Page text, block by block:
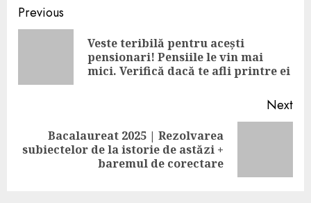
Continue
Reading
Previous
Veste teribilă pentru acești
pensionari! Pensiile le vin mai
mici. Verifică dacă te afli printre ei
Next
Next
Bacalaureat 2025 | Rezolvarea
subiectelor de la istorie de astăzi +
baremul de corectare